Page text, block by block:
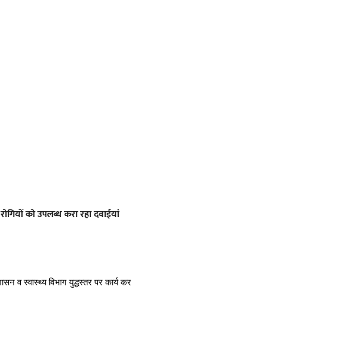
को उपलब्ध करा रहा दवाईयां
व स्वास्थ्य विभाग युद्धस्तर पर कार्य कर